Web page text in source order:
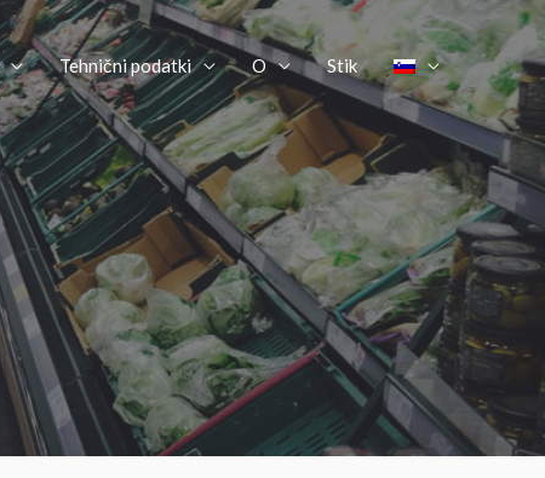
Tehnični podatki O Stik